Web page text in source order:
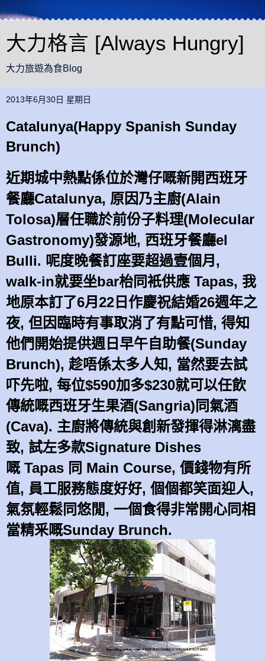
大力格言 [Always Hungry]
大力旅遊為食Blog
2013年6月30日 星期日
Catalunya(Happy Spanish Sunday
Brunch)
近期城中熱點係位於灣仔嘅新開西班牙
餐廳Catalunya, 原因乃主廚(Alain
Tolosa)層任職於前份子料理(Molecular
Gastronomy)發源地, 西班牙餐廳el
Bulli. 呢度晚餐訂座要超過壹個月,
walk-in就要坐bar枱同衹供應 Tapas, 我
地原本訂了6月22日作慶祝結婚26週年之
夜, 但因臨時有事取消了有點可惜, 得知
他們開始提供週日早午自助餐(Sunday
Brunch), 趁唔係太多人知, 當然要去試
吓先啦, 每位$590加多$230就可以任飲
傳統嘅西班牙生果酒(Sangria)同氣酒
(Cava). 主廚將傳統與創新發揮得淋漓盡
致, 試左多款Signature Dishes
嘅 Tapas 同 Main Course, 價錢物有所
值, 員工服務態度好好, 個個都笑面迎人,
氣氛輕鬆同悠閒, 一個食得非常開心同相
當精釆嘅Sunday Brunch.